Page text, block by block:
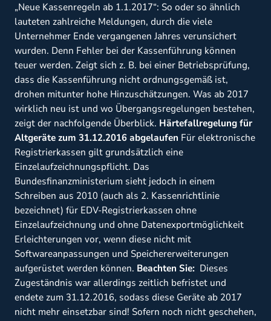
„Neue Kassenregeln ab 1.1.2017“: So oder so ähnlich
lauteten zahlreiche Meldungen, durch die viele
Unternehmer Ende vergangenen Jahres verunsichert
wurden. Denn Fehler bei der Kassenführung können
teuer werden. Zeigt sich z. B. bei einer Betriebsprüfung,
dass die Kassenführung nicht ordnungsgemäß ist,
drohen mitunter hohe Hinzuschätzungen. Was ab 2017
wirklich neu ist und wo Übergangsregelungen bestehen,
zeigt der nachfolgende Überblick. Härtefallregelung für
Altgeräte zum 31.12.2016 abgelaufen Für elektronische
Registrierkassen gilt grundsätzlich eine
Einzelaufzeichnungspflicht. Das
Bundesfinanzministerium sieht jedoch in einem
Schreiben aus 2010 (auch als 2. Kassenrichtlinie
bezeichnet) für EDV-Registrierkassen ohne
Einzelaufzeichnung und ohne Datenexportmöglichkeit
Erleichterungen vor, wenn diese nicht mit
Softwareanpassungen und Speichererweiterungen
aufgerüstet werden können. Beachten Sie: Dieses
Zugeständnis war allerdings zeitlich befristet und
endete zum 31.12.2016, sodass diese Geräte ab 2017
nicht mehr einsetzbar sind! Sofern noch nicht geschehen,